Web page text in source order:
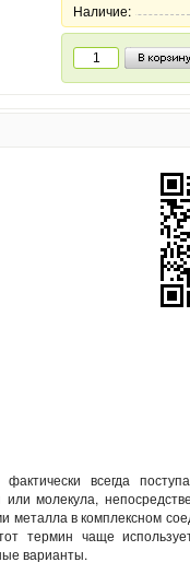
Наличие:
всегда
молекула,
в комплексном
термин чаще
варианты.